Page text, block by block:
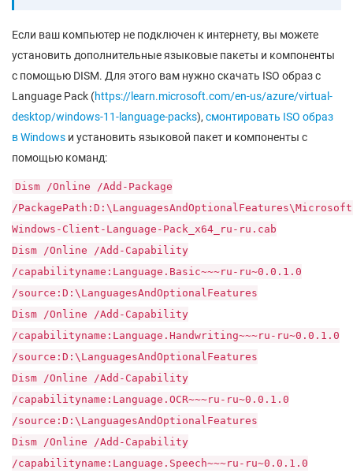
Если ваш компьютер не подключен к интернету, вы можете
установить дополнительные языковые пакеты и компоненты
с помощью DISM. Для этого вам нужно скачать ISO образ с
Language Pack (https://learn.microsoft.com/en-us/azure/virtual-
desktop/windows-11-language-packs), смонтировать ISO образ
в Windows и установить языковой пакет и компоненты с
помощью команд:
Dism /Online /Add-Package
/
Windows-Client-Language-Pack_x64_ru-ru.cab
Dism /Online /Add-Capability
/capabilityname:Language.Basic~~~ru-ru~0.0.1.0
/source:D:\LanguagesAndOptionalFeatures
Dism /Online /Add-Capability
/capabilityname:Language.Handwriting~~~ru-ru~0.0.1.0
/source:D:\LanguagesAndOptionalFeatures
Dism /Online /Add-Capability
/capabilityname:Language.OCR~~~ru-ru~0.0.1.0
/source:D:\LanguagesAndOptionalFeatures
Dism /Online /Add-Capability
/capabilityname:Language.Speech~~~ru-ru~0.0.1.0